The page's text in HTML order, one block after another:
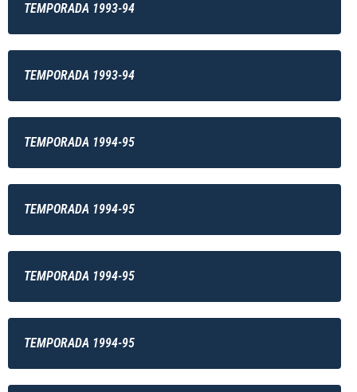
TEMPORADA 1993-94
TEMPORADA 1993-94
TEMPORADA 1994-95
TEMPORADA 1994-95
TEMPORADA 1994-95
TEMPORADA 1994-95